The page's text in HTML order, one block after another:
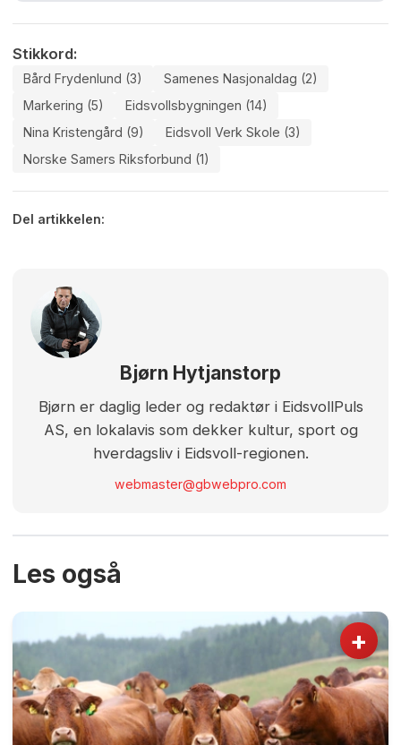
Stikkord:
Bård Frydenlund (3)
Samenes Nasjonaldag (2)
Markering (5)
Eidsvollsbygningen (14)
Nina Kristengård (9)
Eidsvoll Verk Skole (3)
Norske Samers Riksforbund (1)
Del artikkelen:
Bjørn Hytjanstorp
Bjørn er daglig leder og redaktør i EidsvollPuls
AS, en lokalavis som dekker kultur, sport og
hverdagsliv i Eidsvoll-regionen.
webmaster@gbwebpro.com
Les også
+